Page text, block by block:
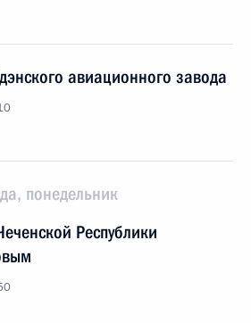
авиационного завода
понедельник
Республики